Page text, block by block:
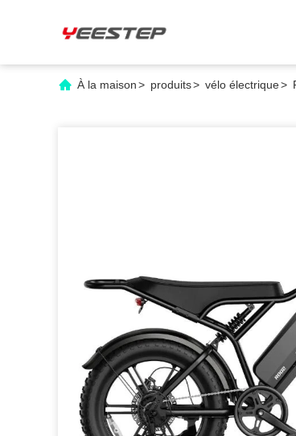
À la maison> produits> vélo électrique>